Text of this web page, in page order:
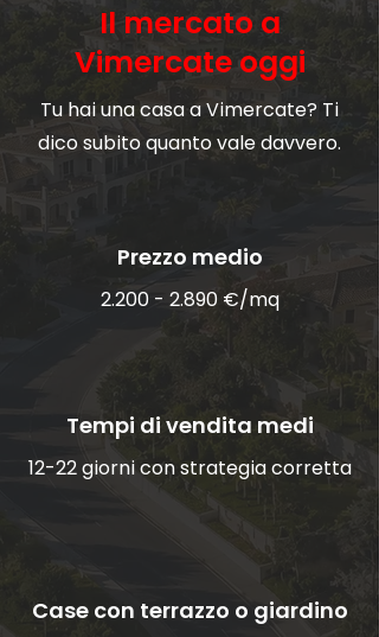
Il mercato a
Vimercate oggi
Tu hai una casa a Vimercate? Ti
dico subito quanto vale davvero.
Prezzo medio
2.200 - 2.890 €/mq
Tempi di vendita medi
12-22 giorni con strategia corretta
Case con terrazzo o giardino